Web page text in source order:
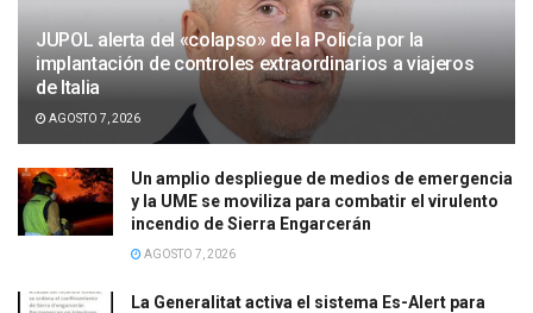
JUPOL alerta del «colapso» de la Policía por la
implantación de controles extraordinarios a viajeros
de Italia
AGOSTO 7, 2026
Un amplio despliegue de medios de emergencia
y la UME se moviliza para combatir el virulento
incendio de Sierra Engarcerán
AGOSTO 7, 2026
La Generalitat activa el sistema Es-Alert para